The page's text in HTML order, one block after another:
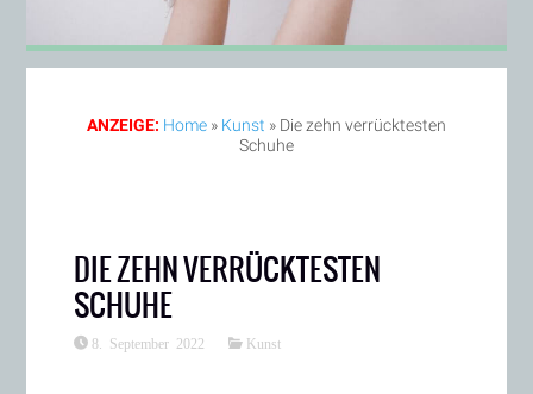
ANZEIGE: Home» Kunst » Die zehn verrücktesten
Schuhe
DIE ZEHN VERRÜCKTESTEN
SCHUHE
8. September 2022 Kunst